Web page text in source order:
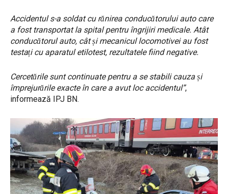
Accidentul s-a soldat cu rănirea conducătorului auto care
a fost transportat la spital pentru îngrijiri medicale. Atât
conducătorul auto, cât și mecanicul locomotivei au fost
testați cu aparatul etilotest, rezultatele fiind negative.
Cercetările sunt continuate pentru a se stabili cauza și
împrejurările exacte în care a avut loc accidentul”,
informează IPJ BN.